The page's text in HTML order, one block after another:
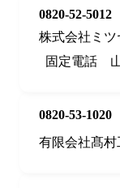
0820-52-5012
株式会社ミ
固定電話
0820-53-1020
有限会社髙村